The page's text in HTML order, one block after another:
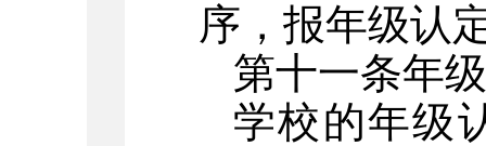
序，报年级认
第十一条年
学校的年级